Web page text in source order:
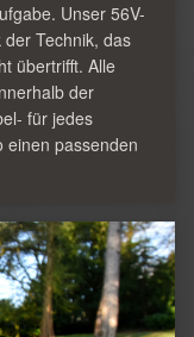
Unser 56V-
Technik, das
übertrifft. Alle
der
für jedes
einen passenden